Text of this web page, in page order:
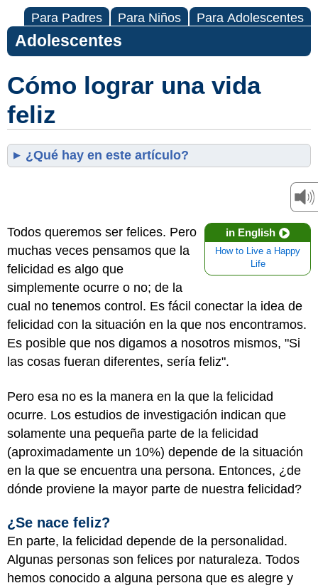
Para Padres Para Niños Para Adolescentes
Adolescentes
Cómo lograr una vida
feliz
¿Qué hay en este artículo?
in English
How to Live a Happy
Life
Todos queremos ser felices. Pero
muchas veces pensamos que la
felicidad es algo que
simplemente ocurre o no; de la
cual no tenemos control. Es fácil conectar la idea de
felicidad con la situación en la que nos encontramos.
Es posible que nos digamos a nosotros mismos, "Si
las cosas fueran diferentes, sería feliz".
Pero esa no es la manera en la que la felicidad
ocurre. Los estudios de investigación indican que
solamente una pequeña parte de la felicidad
(aproximadamente un 10%) depende de la situación
en la que se encuentra una persona. Entonces, ¿de
dónde proviene la mayor parte de nuestra felicidad?
¿Se nace feliz?
En parte, la felicidad depende de la personalidad.
Algunas personas son felices por naturaleza. Todos
hemos conocido a alguna persona que es alegre y